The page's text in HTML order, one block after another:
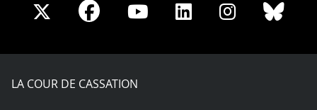
Share
X
Share
Facebook
Share
Youtube
Share
LinkedIn
Share
Instagram
LA COUR DE CASSATION